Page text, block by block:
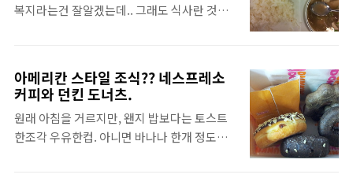
복지라는건 잘알겠는데.. 그래도 식사란 것이
밖에서 먹고 나서 사무실로 오면 거의 남는시
간도 없고.. 나름 다이어트, 시간절약, 용돈 절
약으로 위안삼지만, 아.....
아메리칸 스타일 조식?? 네스프레소
커피와 던킨 도너츠.
원래 아침을 거르지만, 왠지 밥보다는 토스트
한조각 우유한컵. 아니면 바나나 한개 정도면